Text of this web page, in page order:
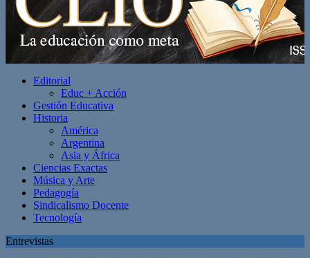
Editorial
Educ + Acción
Gestión Educativa
Historia
América
Argentina
Asia y África
Ciencias Exactas
Música y Arte
Pedagogía
Sindicalismo Docente
Tecnología
Entrevistas